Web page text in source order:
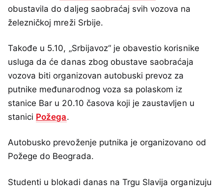
obustavila do daljeg saobraćaj svih vozova na
železničkoj mreži Srbije.
Takođe u 5.10, „Srbijavoz“ je obavestio korisnike
usluga da će danas zbog obustave saobraćaja
vozova biti organizovan autobuski prevoz za
putnike međunarodnog voza sa polaskom iz
stanice Bar u 20.10 časova koji je zaustavljen u
stanici Požega.
Autobusko prevoženje putnika je organizovano od
Požege do Beograda.
Studenti u blokadi danas na Trgu Slavija organizuju